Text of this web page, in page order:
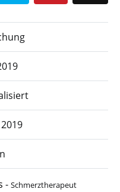
- Schmerztherapeut